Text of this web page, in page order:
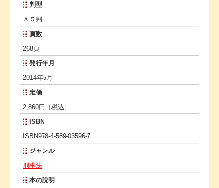
判型
Ａ５判
頁数
268頁
発行年月
2014年5月
定価
2,860円（税込）
ISBN
ISBN978-4-589-03596-7
ジャンル
刑事法
本の説明